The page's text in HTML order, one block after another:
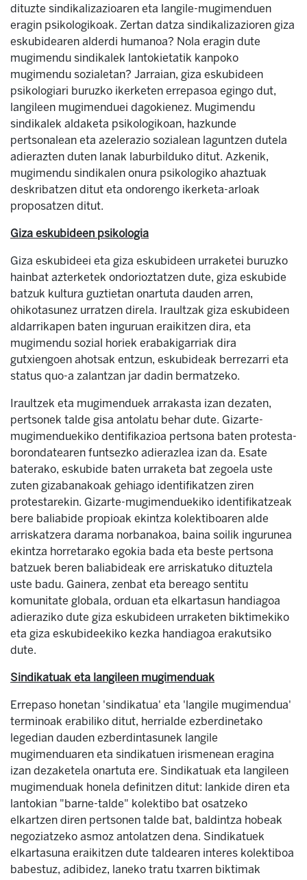
dituzte sindikalizazioaren eta langile-mugimenduen
eragin psikologikoak. Zertan datza sindikalizazioren giza
eskubidearen alderdi humanoa? Nola eragin dute
mugimendu sindikalek lantokietatik kanpoko
mugimendu sozialetan? Jarraian, giza eskubideen
psikologiari buruzko ikerketen errepasoa egingo dut,
langileen mugimenduei dagokienez. Mugimendu
sindikalek aldaketa psikologikoan, hazkunde
pertsonalean eta azelerazio sozialean laguntzen dutela
adierazten duten lanak laburbilduko ditut. Azkenik,
mugimendu sindikalen onura psikologiko ahaztuak
deskribatzen ditut eta ondorengo ikerketa-arloak
proposatzen ditut.
Giza eskubideen psikologia
Giza eskubideei eta giza eskubideen urraketei buruzko
hainbat azterketek ondorioztatzen dute, giza eskubide
batzuk kultura guztietan onartuta dauden arren,
ohikotasunez urratzen direla. Iraultzak giza eskubideen
aldarrikapen baten inguruan eraikitzen dira, eta
mugimendu sozial horiek erabakigarriak dira
gutxiengoen ahotsak entzun, eskubideak berrezarri eta
status quo-a zalantzan jar dadin bermatzeko.
Iraultzek eta mugimenduek arrakasta izan dezaten,
pertsonek talde gisa antolatu behar dute. Gizarte-
mugimenduekiko dentifikazioa pertsona baten protesta-
borondatearen funtsezko adierazlea izan da. Esate
baterako, eskubide baten urraketa bat zegoela uste
zuten gizabanakoak gehiago identifikatzen ziren
protestarekin. Gizarte-mugimenduekiko identifikatzeak
bere baliabide propioak ekintza kolektiboaren alde
arriskatzera darama norbanakoa, baina soilik ingurunea
ekintza horretarako egokia bada eta beste pertsona
batzuek beren baliabideak ere arriskatuko dituztela
uste badu. Gainera, zenbat eta bereago sentitu
komunitate globala, orduan eta elkartasun handiagoa
adieraziko dute giza eskubideen urraketen biktimekiko
eta giza eskubideekiko kezka handiagoa erakutsiko
dute.
Sindikatuak eta langileen mugimenduak
Errepaso honetan 'sindikatua' eta 'langile mugimendua'
terminoak erabiliko ditut, herrialde ezberdinetako
legedian dauden ezberdintasunek langile
mugimenduaren eta sindikatuen irismenean eragina
izan dezaketela onartuta ere. Sindikatuak eta langileen
mugimenduak honela definitzen ditut: lankide diren eta
lantokian "barne-talde" kolektibo bat osatzeko
elkartzen diren pertsonen talde bat, baldintza hobeak
negoziatzeko asmoz antolatzen dena. Sindikatuek
elkartasuna eraikitzen dute taldearen interes kolektiboa
babestuz, adibidez, laneko tratu txarren biktimak